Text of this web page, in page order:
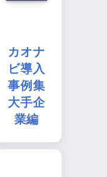
カオナ
ビ導入
事例集
大手企
業編